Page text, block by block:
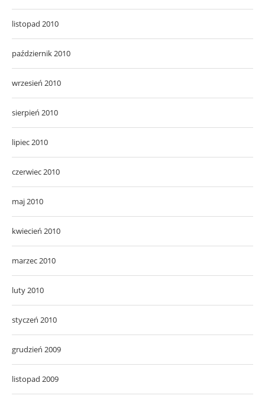
listopad 2010
październik 2010
wrzesień 2010
sierpień 2010
lipiec 2010
czerwiec 2010
maj 2010
kwiecień 2010
marzec 2010
luty 2010
styczeń 2010
grudzień 2009
listopad 2009